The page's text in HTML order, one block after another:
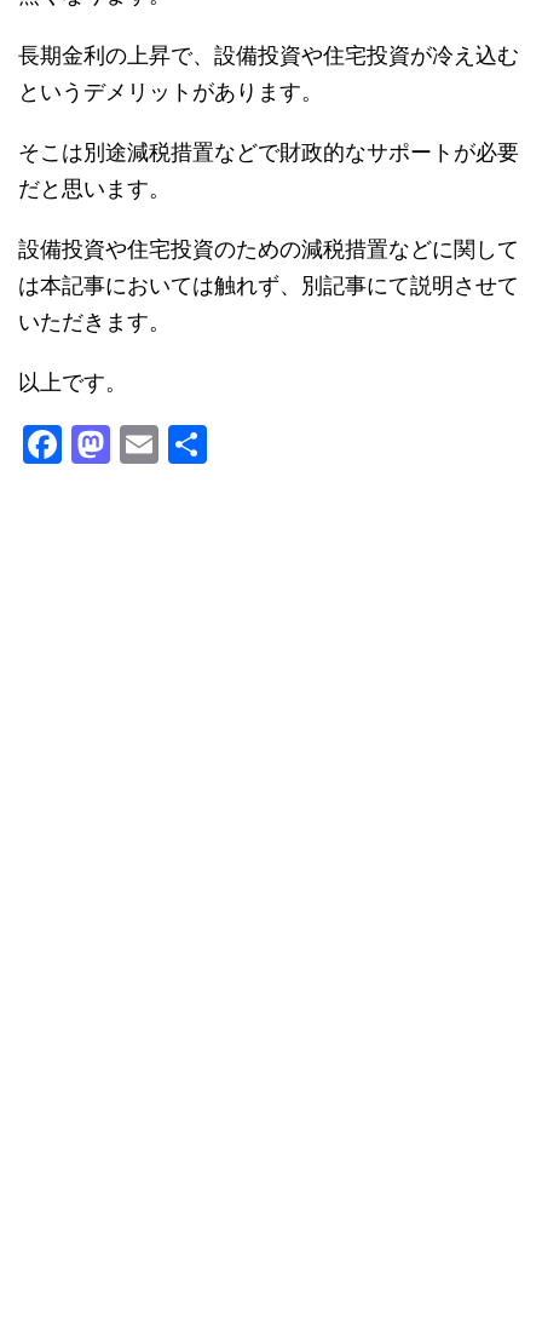
長期金利の上昇で、設備投資や住宅投資が冷え込む
というデメリットがあります。
そこは別途減税措置などで財政的なサポートが必要
だと思います。
設備投資や住宅投資のための減税措置などに関して
は本記事においては触れず、別記事にて説明させて
いただきます。
以上です。
F
M E